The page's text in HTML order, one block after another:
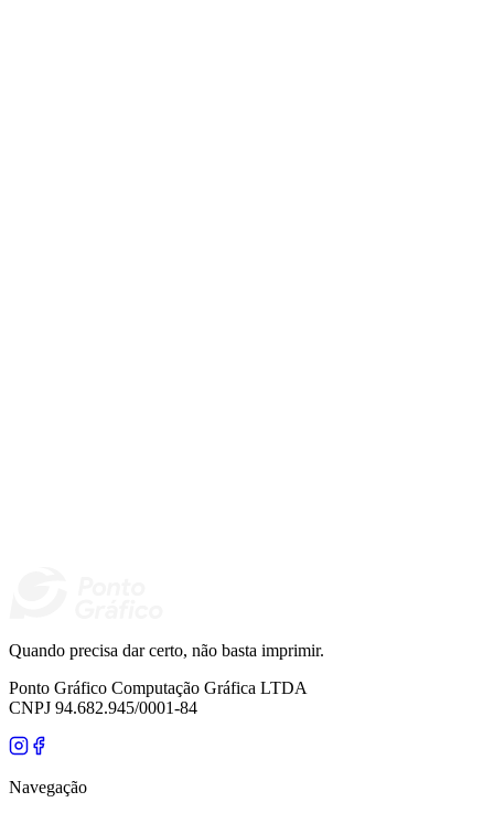
Quando precisa dar certo, não basta imprimir.
Ponto Gráfico Computação Gráfica LTDA
CNPJ 94.682.945/0001-84
Navegação